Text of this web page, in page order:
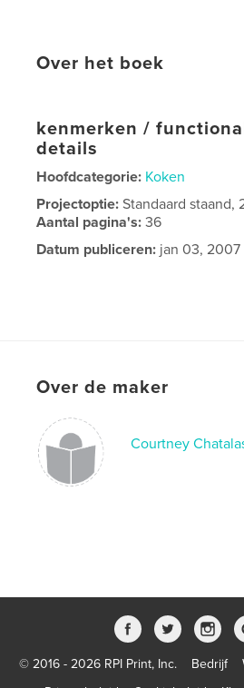
Over het boek
kenmerken /
details
Hoofdcategorie: Koken
Projectoptie:Standaard staand,
Aantal pagina's:36
Datum publiceren: jan 03, 2007
Over de maker
Courtney
© 2016 - 2026 RPI Print, Inc. Bedrijf